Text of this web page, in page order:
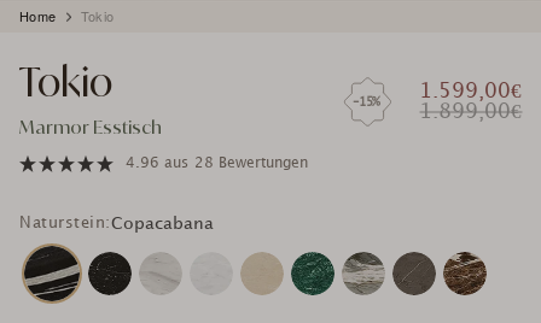
Home Tokio
Tokio
Marmor Esstisch
-15%
1.599,00€
1.899,00€
4.96 aus 28 Bewertungen
Naturstein:Copacabana
Produkt
Warenkorb
hinzugefügt